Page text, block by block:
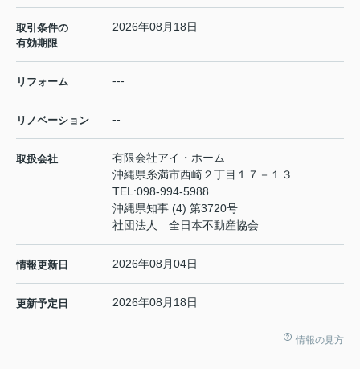
取引条件の
有効期限
2026年08月18日
リフォーム ---
リノベーション --
取扱会社
有限会社アイ・ホーム
沖縄県糸満市西崎２丁目１７－１３
TEL:098-994-5988
沖縄県知事 (4) 第3720号
社団法人 全日本不動産協会
情報更新日 2026年08月04日
更新予定日 2026年08月18日
情報の見方